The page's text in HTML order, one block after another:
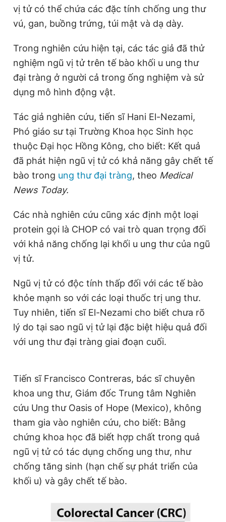
vị tử có thể chứa các đặc tính chống ung thư
vú, gan, buồng trứng, túi mật và dạ dày.
Trong nghiên cứu hiện tại, các tác giả đã thử
nghiệm ngũ vị tử trên tế bào khối u ung thư
đại tràng ở người cả trong ống nghiệm và sử
dụng mô hình động vật.
Tác giả nghiên cứu, tiến sĩ Hani El-Nezami,
Phó giáo sư tại Trường Khoa học Sinh học
thuộc Đại học Hồng Kông, cho biết: Kết quả
đã phát hiện ngũ vị tử có khả năng gây chết tế
bào trong ung thư đại tràng, theo Medical
News Today.
Các nhà nghiên cứu cũng xác định một loại
protein gọi là CHOP có vai trò quan trọng đối
với khả năng chống lại khối u ung thư của ngũ
vị tử.
Ngũ vị tử có độc tính thấp đối với các tế bào
khỏe mạnh so với các loại thuốc trị ung thư.
Tuy nhiên, tiến sĩ El-Nezami cho biết chưa rõ
lý do tại sao ngũ vị tử lại đặc biệt hiệu quả đối
với ung thư đại tràng giai đoạn cuối.
Tiến sĩ Francisco Contreras, bác sĩ chuyên
khoa ung thư, Giám đốc Trung tâm Nghiên
cứu Ung thư Oasis of Hope (Mexico), không
tham gia vào nghiên cứu, cho biết: Bằng
chứng khoa học đã biết hợp chất trong quả
ngũ vị tử có tác dụng chống ung thư, như
chống tăng sinh (hạn chế sự phát triển của
khối u) và gây chết tế bào.